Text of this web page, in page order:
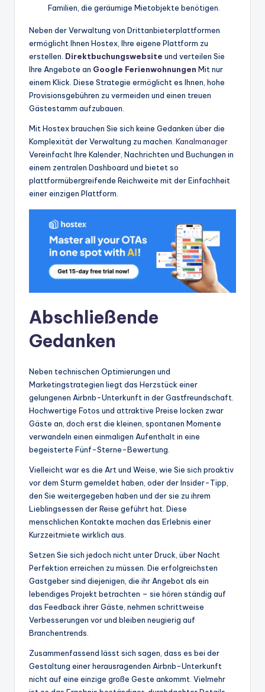
Familien, die geräumige Mietobjekte benötigen.
Neben der Verwaltung von Drittanbieterplattformen
ermöglicht Ihnen Hostex, Ihre eigene Plattform zu
erstellen. Direktbuchungswebsite und verteilen Sie
Ihre Angebote an Google Ferienwohnungen Mit nur
einem Klick. Diese Strategie ermöglicht es Ihnen, hohe
Provisionsgebühren zu vermeiden und einen treuen
Gästestamm aufzubauen.
Mit Hostex brauchen Sie sich keine Gedanken über die
Komplexität der Verwaltung zu machen. Kanalmanager
Vereinfacht Ihre Kalender, Nachrichten und Buchungen in
einem zentralen Dashboard und bietet so
plattformübergreifende Reichweite mit der Einfachheit
einer einzigen Plattform.
Abschließende
Gedanken
Neben technischen Optimierungen und
Marketingstrategien liegt das Herzstück einer
gelungenen Airbnb-Unterkunft in der Gastfreundschaft.
Hochwertige Fotos und attraktive Preise locken zwar
Gäste an, doch erst die kleinen, spontanen Momente
verwandeln einen einmaligen Aufenthalt in eine
begeisterte Fünf-Sterne-Bewertung.
Vielleicht war es die Art und Weise, wie Sie sich proaktiv
vor dem Sturm gemeldet haben, oder der Insider-Tipp,
den Sie weitergegeben haben und der sie zu ihrem
Lieblingsessen der Reise geführt hat. Diese
menschlichen Kontakte machen das Erlebnis einer
Kurzzeitmiete wirklich aus.
Setzen Sie sich jedoch nicht unter Druck, über Nacht
Perfektion erreichen zu müssen. Die erfolgreichsten
Gastgeber sind diejenigen, die ihr Angebot als ein
lebendiges Projekt betrachten – sie hören ständig auf
das Feedback ihrer Gäste, nehmen schrittweise
Verbesserungen vor und bleiben neugierig auf
Branchentrends.
Zusammenfassend lässt sich sagen, dass es bei der
Gestaltung einer herausragenden Airbnb-Unterkunft
nicht auf eine einzige große Geste ankommt. Vielmehr